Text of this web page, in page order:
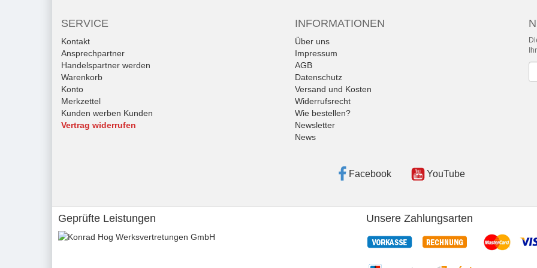
SERVICE
Kontakt
Ansprechpartner
Handelspartner werden
Warenkorb
Konto
Merkzettel
Kunden werben Kunden
Vertrag widerrufen
INFORMATIONEN
Über uns
Impressum
AGB
Datenschutz
Versand und Kosten
Widerrufsrecht
Wie bestellen?
Newsletter
News
Facebook YouTube
Geprüfte Leistungen Unsere Zahlungsarten